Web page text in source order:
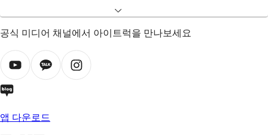
공식 미디어 채널에서 아이트럭을 만나보세요
앱 다운로드